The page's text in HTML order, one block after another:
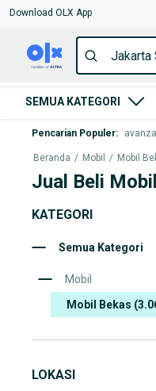
Download OLX App
SEMUA KATEGORI
Pencarian Populer: avanza
Beranda / Mobil / Mobil
Jual Beli
KATEGORI
Semua Kategori
Mobil
Mobil Bekas
LOKASI